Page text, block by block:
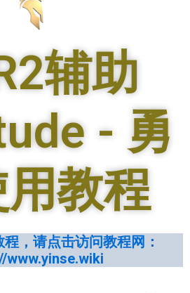
辅助
- 勇
教程
程，请点击访问教程网：
www.yinse.wiki